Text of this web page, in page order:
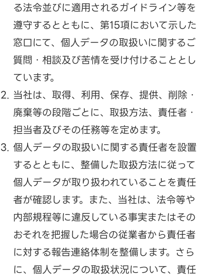
る法令並びに適用されるガイドライン等を
遵守するとともに、第15項において示した
窓口にて、個人データの取扱いに関するご
質問・相談及び苦情を受け付けることとし
ています。
当社は、取得、利用、保存、提供、削除・
廃棄等の段階ごとに、取扱方法、責任者・
担当者及びその任務等を定めます。
個人データの取扱いに関する責任者を設置
するとともに、整備した取扱方法に従って
個人データが取り扱われていることを責任
者が確認します。また、当社は、法令等や
内部規程等に違反している事実またはその
おそれを把握した場合の従業者から責任者
に対する報告連絡体制を整備します。さら
に、個人データの取扱状況について、責任